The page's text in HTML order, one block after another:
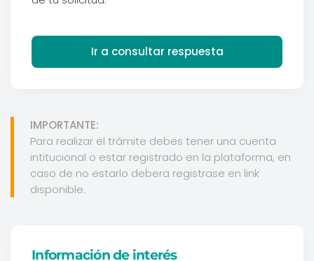
Ir a consultar respuesta
IMPORTANTE:
Para realizar el trámite debes tener una cuenta
intitucional o estar registrado en la plataforma, en
caso de no estarlo debera registrase en link
disponible.
Información de interés